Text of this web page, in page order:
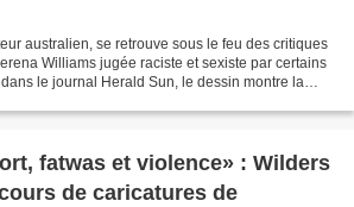
australien, se retrouve sous le feu des critiques
Williams jugée raciste et sexiste par certains
le journal Herald Sun, le dessin montre la
fatwas et violence» : Wilders
de caricatures de